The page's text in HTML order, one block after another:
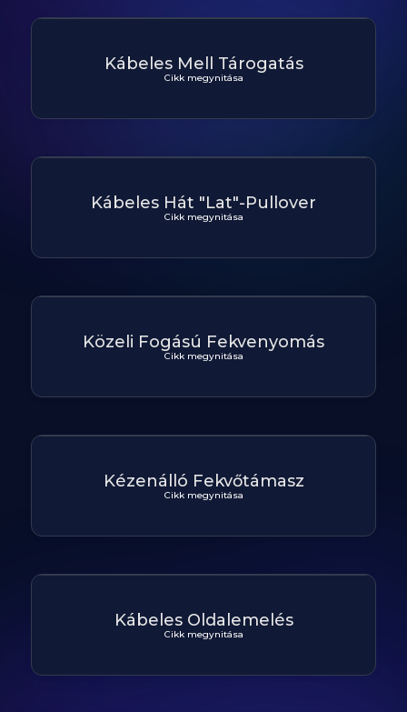
Kábeles Mell Tárogatás
Cikk megynitása
Kábeles Hát "Lat"-Pullover
Cikk megynitása
Közeli Fogású Fekvenyomás
Cikk megynitása
Kézenálló Fekvőtámasz
Cikk megynitása
Kábeles Oldalemelés
Cikk megynitása